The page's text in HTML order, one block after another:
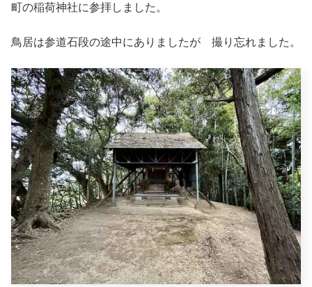
町の稲荷神社に参拝しました。
鳥居は参道石段の途中にありましたが 撮り忘れました。